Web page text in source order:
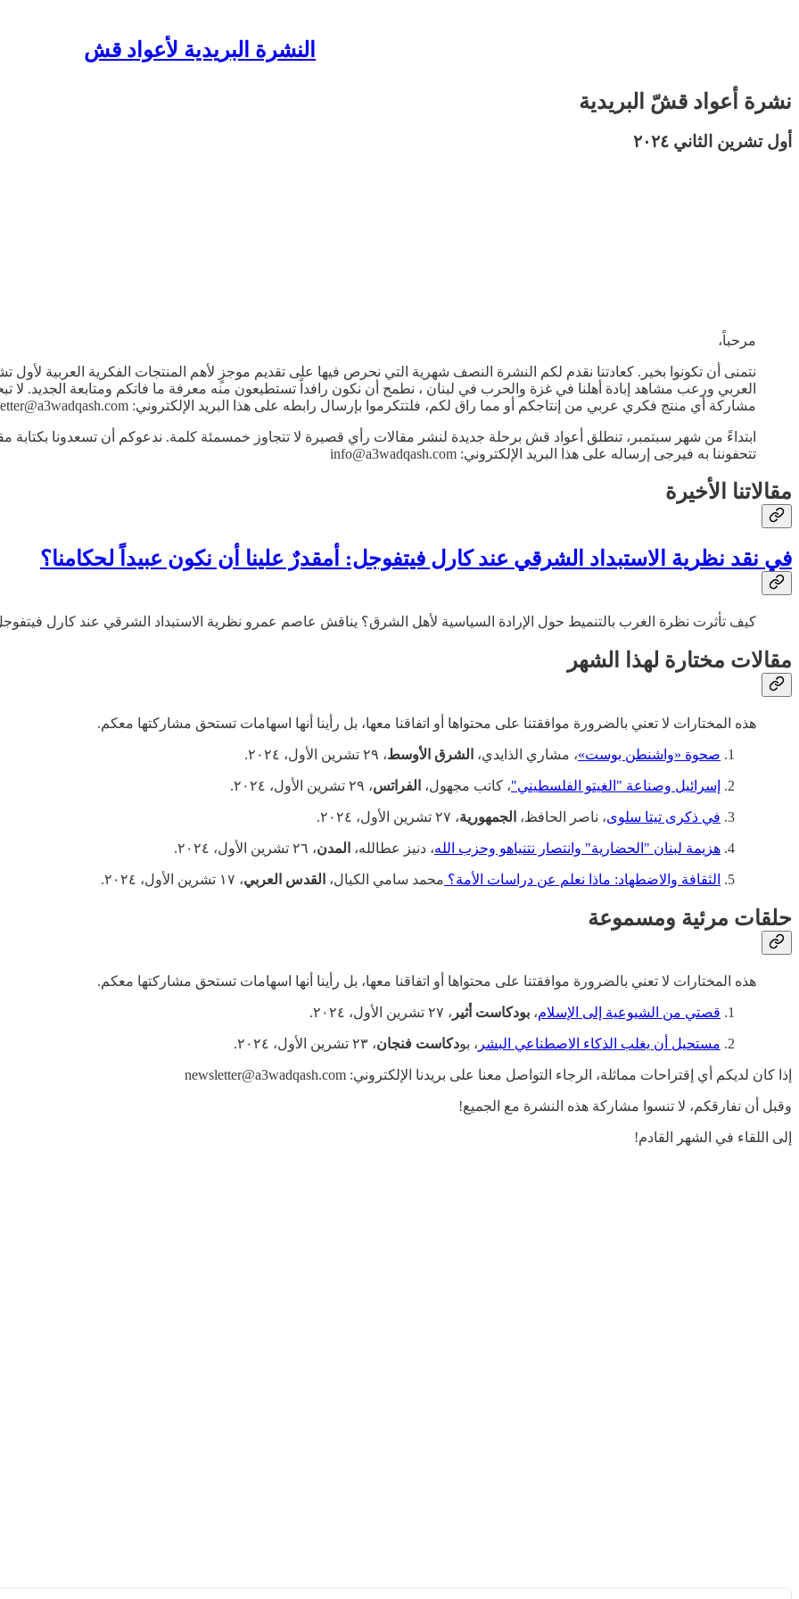
النشرة البريدية لأعواد قش
نشرة أعواد قشّ البريدية
أول تشرين الثاني ٢٠٢٤
مرحباً،
العربي ورعب مشاهد إبادة أهلنا في غزة والحرب في لبنان ، نطمح أن نكون رافداً تستطيعون منه معرفة ما فاتكم ومتابعة الجديد. لا
مشاركة أي منتج فكري عربي من إنتاجكم أو مما راق لكم، فلتتكرموا بإرسال رابطه على هذا البريد الإلكتروني: newsletter@a3wadqash.com
ابتداءً من شهر سبتمبر، تنطلق أعواد قش برحلة جديدة لنشر مقالات رأي قصيرة لا تتجاوز خمسمئة كلمة. ندعوكم أن تسعدونا بكتابة
تتحفوننا به فيرجى إرساله على هذا البريد الإلكتروني: info@a3wadqash.com
مقالاتنا الأخيرة
في نقد نظرية الاستبداد الشرقي عند كارل فيتفوجل: أمقدرٌ علينا أن نكون عبيداً لحكامنا؟
كيف تأثرت نظرة الغرب بالتنميط حول الإرادة السياسية لأهل الشرق؟ يناقش عاصم عمرو نظرية الاستبداد الشرقي عند كارل
مقالات مختارة لهذا الشهر
هذه المختارات لا تعني بالضرورة موافقتنا على محتواها أو اتفاقنا معها، بل رأينا أنها اسهامات تستحق مشاركتها معكم.
صحوة «واشنطن بوست»، مشاري الذايدي، الشرق الأوسط، ٢٩ تشرين الأول، ٢٠٢٤.
إسرائيل وصناعة "الغيتو الفلسطيني"، كاتب مجهول، الفراتس، ٢٩ تشرين الأول، ٢٠٢٤.
في ذكرى تيتا سلوى، ناصر الحافظ، الجمهورية، ٢٧ تشرين الأول، ٢٠٢٤.
هزيمة لبنان "الحضارية" وانتصار نتنياهو وحزب الله، دنيز عطالله، المدن، ٢٦ تشرين الأول، ٢٠٢٤.
الثقافة والاضطهاد: ماذا نعلم عن دراسات الأمة؟ محمد سامي الكيال، القدس العربي، ١٧ تشرين الأول، ٢٠٢٤.
حلقات مرئية ومسموعة
هذه المختارات لا تعني بالضرورة موافقتنا على محتواها أو اتفاقنا معها، بل رأينا أنها اسهامات تستحق مشاركتها معكم.
قصتي من الشيوعية إلى الإسلام، بودكاست أثير ، ٢٧ تشرين الأول، ٢٠٢٤.
مستحيل أن يغلب الذكاء الاصطناعي البشر ، بودكاست فنجان، ٢٣ تشرين الأول، ٢٠٢٤.
إذا كان لديكم أي إقتراحات مماثلة، الرجاء التواصل معنا على بريدنا الإلكتروني: newsletter@a3wadqash.com
وقبل أن نفارقكم، لا تنسوا مشاركة هذه النشرة مع الجميع!
إلى اللقاء في الشهر القادم!